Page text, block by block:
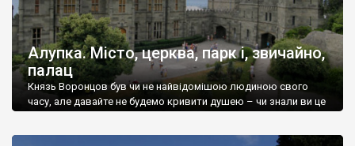
Алупка. Місто, церква, парк і, звичайно,
палац
Князь Воронцов був чи не найвідомішою людиною свого
часу, але давайте не будемо кривити душею – чи знали ви це